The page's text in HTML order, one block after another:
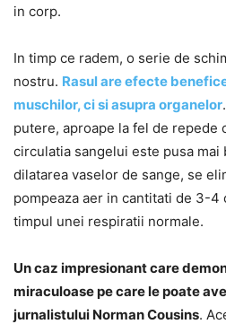
in corp.
In timp ce radem, o serie de
nostru. Rasul are efecte
muschilor, ci si asupra organelor
putere, aproape la fel de repede
circulatia sangelui este pusa mai
dilatarea vaselor de sange, se
pompeaza aer in cantitati de 3-4
timpul unei respiratii normale.
Un caz impresionant care
miraculoase pe care le poate
jurnalistului Norman Cousins.